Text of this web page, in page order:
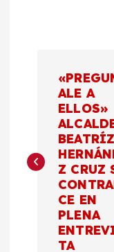
e
ALE A
ELLOS»
BEATRÍZ
Z CRUZ
CE EN
PLENA
TA